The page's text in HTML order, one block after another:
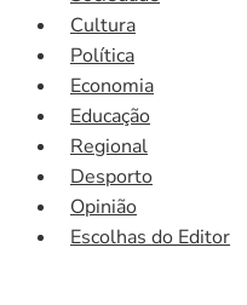
Cultura
Política
Economia
Educação
Regional
Desporto
Opinião
Escolhas do Editor